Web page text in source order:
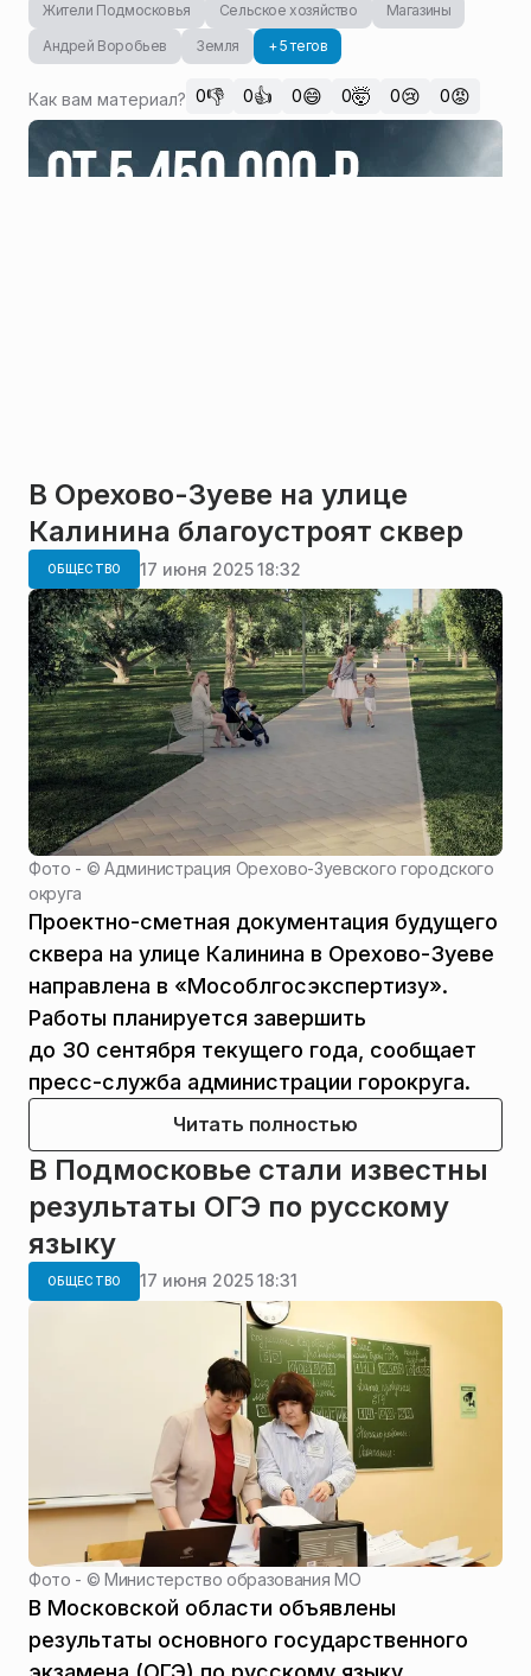
Жители Подмосковья Сельское хозяйство
Магазины
Андрей Воробьев
Земля + 5 тегов
Как вам материал? 0👎 0👍 0😄 0🤯 0😢 0😡
В Орехово-Зуеве на улице
Калинина благоустроят сквер
ОБЩЕСТВО 17 июня 2025 18:32
Фото - ©Администрация Орехово-Зуевского городского
округа
Проектно-сметная документация будущего
сквера на улице Калинина в Орехово-Зуеве
направлена в «Мособлгосэкспертизу».
Работы планируется завершить
до 30 сентября текущего года, сообщает
пресс-служба администрации горокруга.
Читать полностью
В Подмосковье стали известны
результаты ОГЭ по русскому
языку
ОБЩЕСТВО 17 июня 2025 18:31
Фото - ©Министерство образования МО
В Московской области объявлены
результаты основного государственного